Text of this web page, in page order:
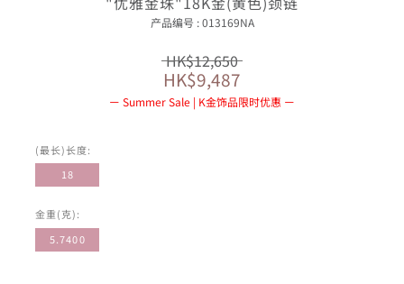
产品编号 : 013169NA
HK$12,650
HK$9,487
Summer Sale | K金饰品限时优惠
(最长)长度:
18
金重(克):
5.7400